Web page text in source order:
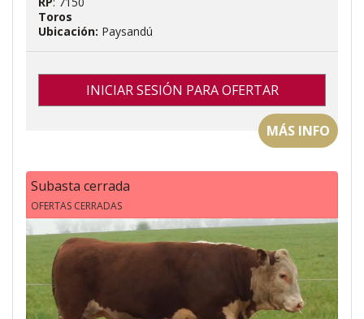
Toros
Ubicación: Paysandú
INICIAR SESIÓN PARA OFERTAR
MÁS INFO
Subasta cerrada
OFERTAS CERRADAS